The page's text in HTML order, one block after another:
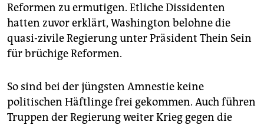
Reformen zu ermutigen. Etliche Dissidenten
hatten zuvor erklärt, Washington belohne die
quasi-zivile Regierung unter Präsident Thein Sein
für brüchige Reformen.
So sind bei der jüngsten Amnestie keine
politischen Häftlinge frei gekommen. Auch führen
Truppen der Regierung weiter Krieg gegen die